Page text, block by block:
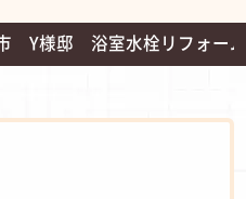
Y様邸 浴室水栓リフォー